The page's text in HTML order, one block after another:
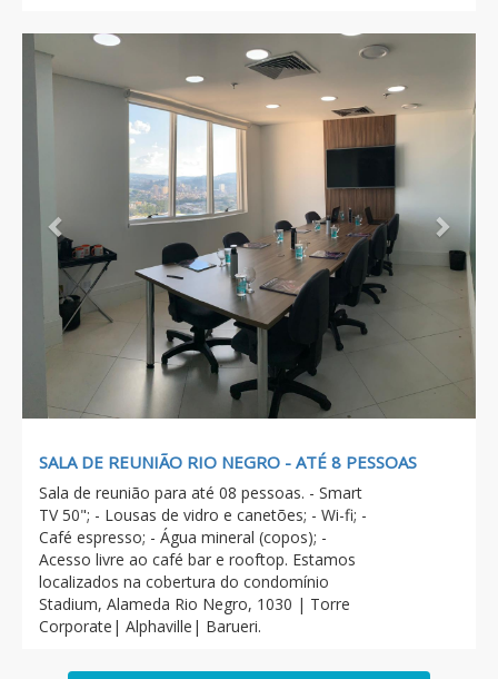
Previous
SALA DE REUNIÃO RIO NEGRO - ATÉ 8 PESSOAS
Sala de reunião para até 08 pessoas. - Smart
TV 50"; - Lousas de vidro e canetões; - Wi-fi; -
Café espresso; - Água mineral (copos); -
Acesso livre ao café bar e rooftop. Estamos
localizados na cobertura do condomínio
Stadium, Alameda Rio Negro, 1030 | Torre
Corporate| Alphaville| Barueri.